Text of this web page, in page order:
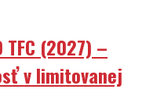
TFC (2027) –
v limitovanej